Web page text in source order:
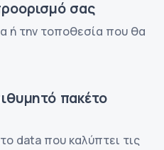
σας
ή την τοποθεσία που θα
πακέτο
data που καλύπτει τις